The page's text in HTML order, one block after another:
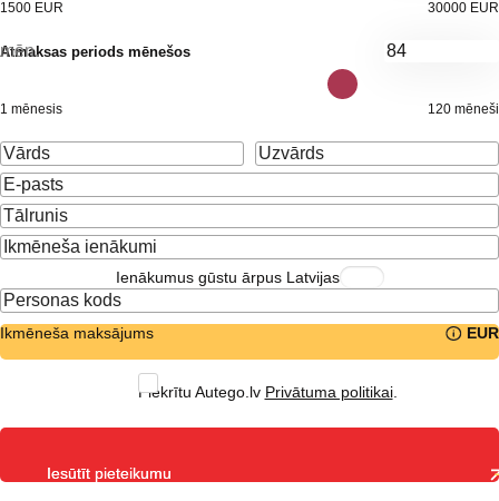
1500 EUR 30000 EUR
Atmaksas periods mēnešos
mēn.
1 mēnesis 120 mēneši
Ienākumus gūstu ārpus Latvijas
Ikmēneša maksājums EUR
Piekrītu Autego.lv Privātuma politikai.